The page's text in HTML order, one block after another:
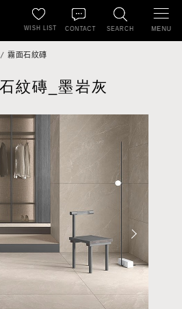
SEARCH
WISH LIST CONTACT MENU
霧面石紋磚
紋磚_墨岩灰